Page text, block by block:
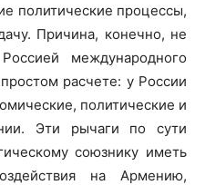
политические процессы,
Причина, конечно, не
международного
расчете: у России
политические и
Эти рычаги по сути
союзнику иметь
на Армению,